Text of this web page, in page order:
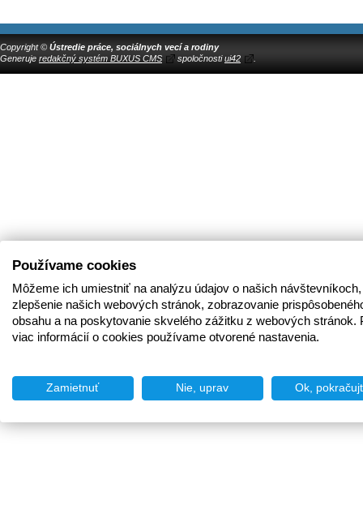
Copyright © Ústredie práce, sociálnych vecí a rodiny
Generuje redakčný systém BUXUS CMS spoločnostiui42
Používame cookies
Môžeme ich umiestniť na analýzu údajov o našich
zlepšenie našich webových stránok, zobrazovanie
obsahu a na poskytovanie skvelého zážitku z webových stránok.
viac informácií o cookies používame otvorené nastavenia.
Zamietnuť Nie, uprav Ok,